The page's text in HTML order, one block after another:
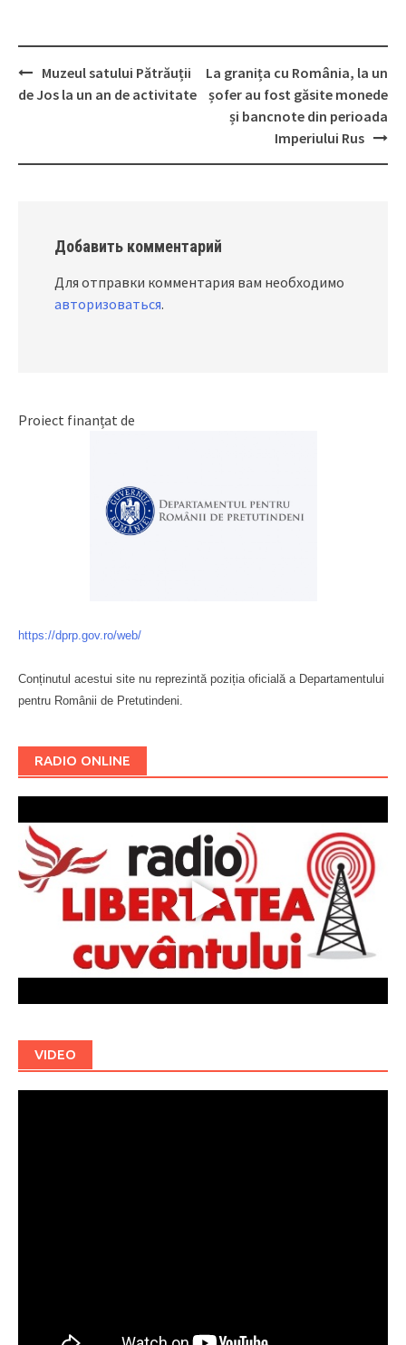
Post
Muzeul satului Pătrăuții
de Jos la un an de activitate
La granița cu România, la un
șofer au fost găsite monede
și bancnote din perioada
Imperiului Rus
Добавить комментарий
Для отправки комментария вам необходимо
авторизоваться.
Proiect finanțat de
https://dprp.gov.ro/web/
Conținutul acestui site nu reprezintă poziția oficială a Departamentului
pentru Românii de Pretutindeni.
RADIO ONLINE
VIDEO